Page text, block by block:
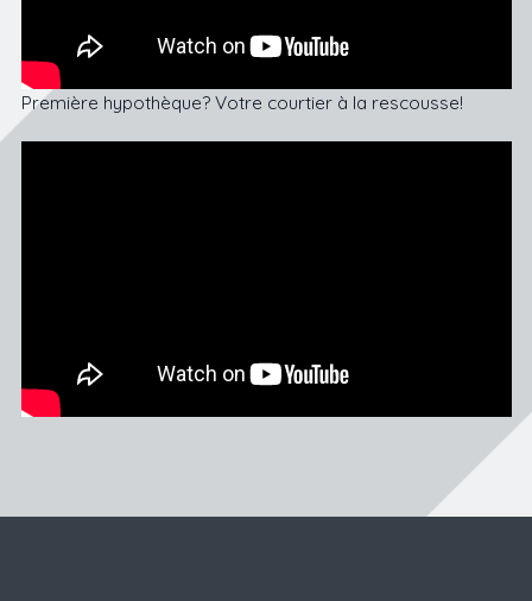
Première hypothèque? Votre courtier à la rescousse!